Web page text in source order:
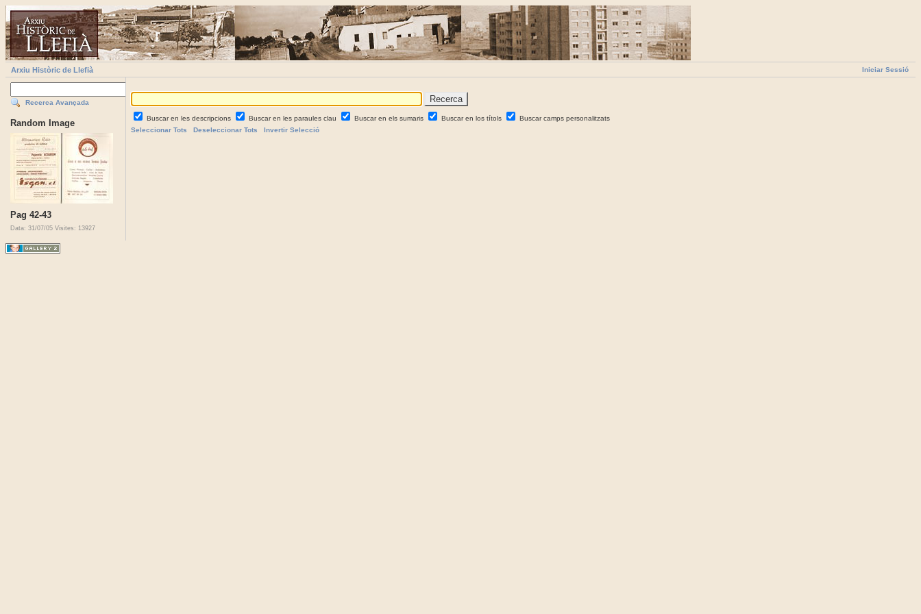
Iniciar Sessió
Arxiu Històric de Llefià
Recerca Avançada
Random Image
Pag 42-43
Data: 31/07/05 Visites: 13927
Buscar en les descripcions Buscar en les paraules clau Buscar en els sumaris Buscar en los títols
Buscar camps personalitzats
Seleccionar Tots
Deseleccionar Tots Invertir Selecció